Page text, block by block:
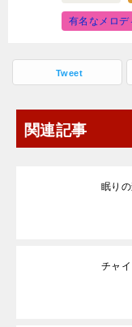
有名なメロデ
Tweet
関連記事
眠り
チャ